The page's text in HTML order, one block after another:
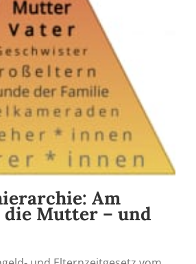
Am
Mutter – und